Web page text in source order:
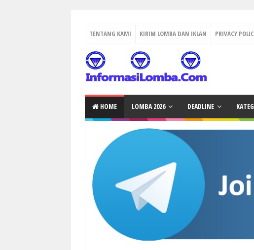
TENTANG KAMI KIRIM LOMBA DAN IKLAN PRIVACY
HOME LOMBA 2026 DEADLINE